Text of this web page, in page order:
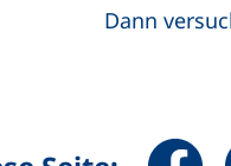
Dann
Seite